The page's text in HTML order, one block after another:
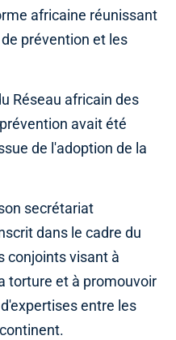
africaine réunissant
prévention et les
Réseau africain des
avait été
de l'adoption de la
secrétariat
dans le cadre du
conjoints visant à
torture et à promouvoir
entre les